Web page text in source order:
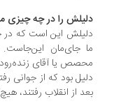
را در چه چیزی
این است که در جای
جای‌مان این‌جاست. در
یا آقای زنده‌رودی اگر
بود که از جوانی رفته
از انقلاب رفتند،